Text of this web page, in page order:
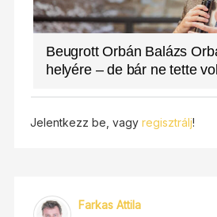
Beugrott Orbán Balázs
helyére – de bár ne tette
Jelentkezz be, vagy regisztrálj!
Farkas Attila